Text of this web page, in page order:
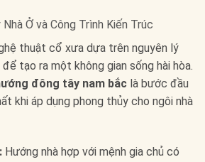
Ở và Công Trình Kiến Trúc
thuật cổ xưa dựa trên nguyên lý
tạo ra một không gian sống hài hòa.
đông tây nam bắc là bước đầu
khi áp dụng phong thủy cho ngôi nhà
Hướng nhà hợp với mệnh gia chủ có